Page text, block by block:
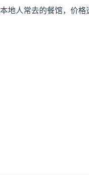
地人常去的餐馆，价格